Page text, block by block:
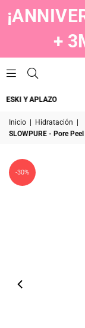
+
Y APLAZO
Inicio Hidratación
SLOWPURE - Pore
-30%